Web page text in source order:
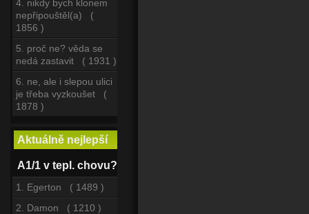
4. nikdy bych klonem
nepřipouštěl(a) (
1856 )
5. proč ne? věda se
nedá zastavit ( 1931 )
6. ne, ale i slepou ulici
je třeba vyzkoušet (
1878 )
Aktuálně nejlepší
A1/1 v tepl. chovu?
1. Egerton ( 1489 )
2. Damon ( 1210 )